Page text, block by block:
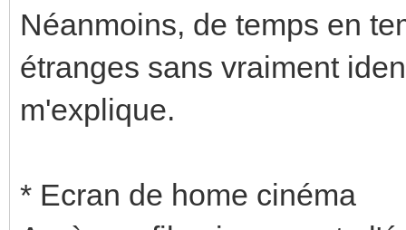
Néanmoins, de temps en
étranges sans vraiment
m'explique.
* Ecran de home cinéma